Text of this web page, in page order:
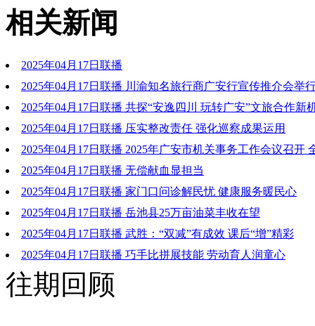
相关新闻
2025年04月17日联播
2025年04月17日联播 川渝知名旅行商广安行宣传推介会举
并致辞 刘襄渝主持 王成平方来珊出席并致辞
2025年04月17日联播 共探“安逸四川 玩转广安”文旅合作新
川渝知名旅行商争赴广安
2025年04月17日联播 压实整改责任 强化巡察成果运用
2025年04月17日联播 2025年广安市机关事务工作会议召开
障水平与管理效能
2025年04月17日联播 无偿献血显担当
2025年04月17日联播 家门口问诊解民忧 健康服务暖民心
2025年04月17日联播 岳池县25万亩油菜丰收在望
2025年04月17日联播 武胜：“双减”有成效 课后“增”精彩
2025年04月17日联播 巧手比拼展技能 劳动育人润童心
往期回顾